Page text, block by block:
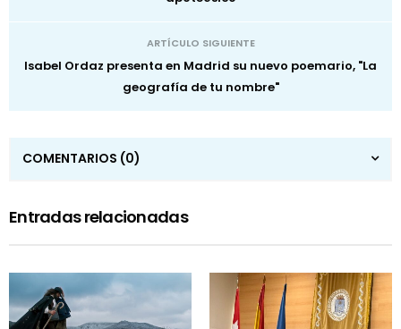
ARTÍCULO SIGUIENTE
Isabel Ordaz presenta en Madrid su nuevo poemario, "La
geografía de tu nombre"
COMENTARIOS (0)
Entradas relacionadas